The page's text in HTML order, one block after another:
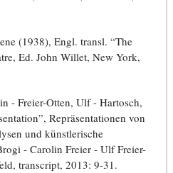
(1938), Engl. transl. “The
Ed. John Willet, New York,
- Freier-Otten, Ulf - Hartosch,
Repräsentationen von
und künstlerische
- Carolin Freier - Ulf Freier-
transcript, 2013: 9-31.